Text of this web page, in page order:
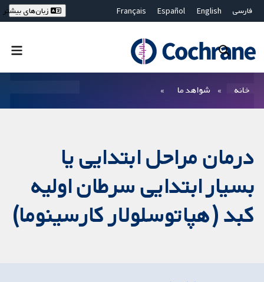
فارسی English
Español
Français
Bahasa Malaysia
ไทย
繁體中文
زبان‌های بیشتر
خانه شواهد ما
درمان مراحل ابتدایی یا
بسیار ابتدایی سرطان اولیه
کبد (هپاتوسلولار کارسینوما)